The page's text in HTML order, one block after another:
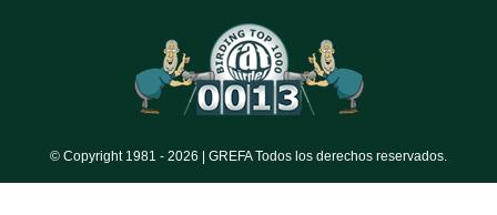
© Copyright 1981 - 2026 | GREFA Todos los derechos reservados.